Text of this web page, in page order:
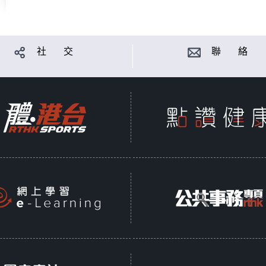
社 交 聯 絡